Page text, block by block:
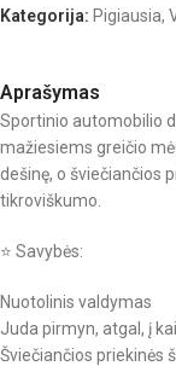
Kategorija: Pigiausia,
Aprašymas
Sportinio automobilio
mažiesiems greičio
dešinę, o šviečiančios
tikroviškumo.
⭐ Savybės:
Nuotolinis valdymas
Juda pirmyn, atgal, į
Šviečiančios priekinės